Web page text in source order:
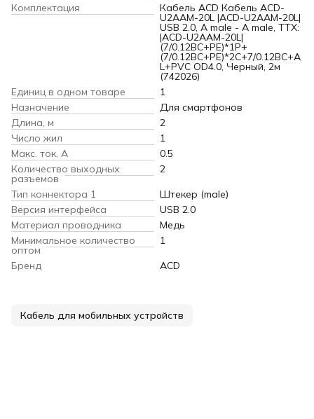
Комплектация
Кабель ACD Кабель ACD-
U2AAM-20L |ACD-U2AAM-20L|
USB 2.0, A male - A male, ТТХ:
|ACD-U2AAM-20L|
(7/0.12BC+PE)*1P+
(7/0.12BC+PE)*2C+7/0.12BC+A
L+PVC OD4.0, Черный, 2м
(742026)
Единиц в одном товаре
1
Назначение
Для смартфонов
Длина, м
2
Число жил
1
Макс. ток, А
0.5
Количество выходных
разъемов
2
Тип коннектора 1
Штекер (male)
Версия интерфейса
USB 2.0
Материал проводника
Медь
Минимальное количество
оптом
1
Бренд
ACD
Кабель для мобильных устройств